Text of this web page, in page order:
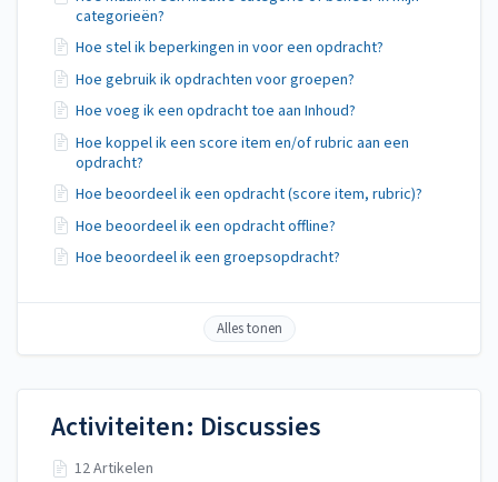
categorieën?
Hoe stel ik beperkingen in voor een opdracht?
Hoe gebruik ik opdrachten voor groepen?
Hoe voeg ik een opdracht toe aan Inhoud?
Hoe koppel ik een score item en/of rubric aan een
opdracht?
Hoe beoordeel ik een opdracht (score item, rubric)?
Hoe beoordeel ik een opdracht offline?
Hoe beoordeel ik een groepsopdracht?
Alles tonen
Activiteiten: Discussies
12 Artikelen